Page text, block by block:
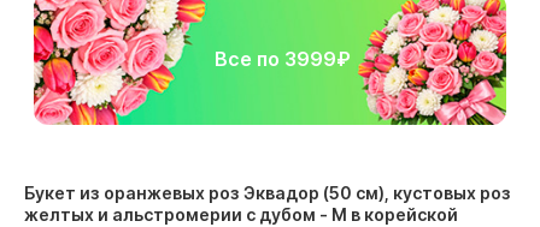
Все по 3999₽
Букет из оранжевых роз Эквадор (50 см), кустовых роз
желтых и альстромерии с дубом - M в корейской